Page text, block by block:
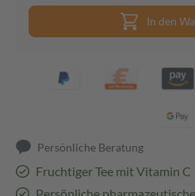
In den
Persönliche Beratung
Fruchtiger Tee mit Vitamin C